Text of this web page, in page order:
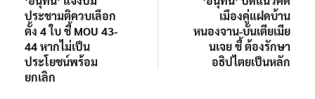
เรื่อง
ประชามติควบเลือก
ตั้ง 4 ใบ ชี้ MOU 43-
44 หากไม่เป็น
ประโยชน์พร้อม
ยกเลิก
เมืองคู่แฝดบ้าน
หนองจาน-บันเตียเมีย
นเจย ชี้ ต้องรักษา
อธิปไตยเป็นหลัก